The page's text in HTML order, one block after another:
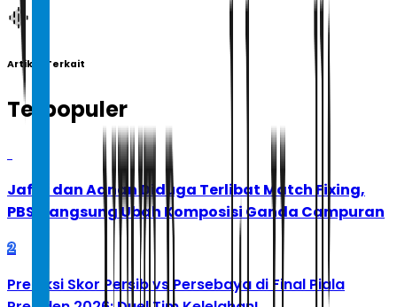
Artikel Terkait
Terpopuler
Jafar dan Adnan Diduga Terlibat Match Fixing,
PBSI Langsung Ubah Komposisi Ganda Campuran
2
Prediksi Skor Persib vs Persebaya di Final Piala